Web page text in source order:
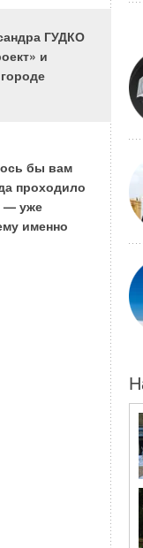
ГУДКО
и
бы вам
проходило
— уже
именно
из
много
всего
которой
«облачный»
связанную
BIM360